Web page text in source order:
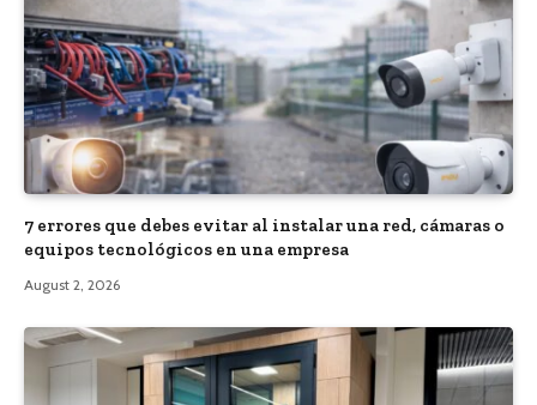
7 errores que debes evitar al instalar una red, cámaras o
equipos tecnológicos en una empresa
August 2, 2026